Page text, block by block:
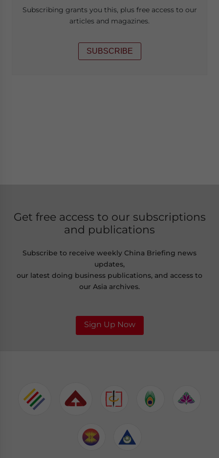
Subscribing grants you this, plus free access to our
articles and magazines.
SUBSCRIBE
Get free access to our subscriptions
and publications
Subscribe to receive weekly China Briefing news
updates,
our latest doing business publications, and access to
our Asia archives.
Sign Up Now